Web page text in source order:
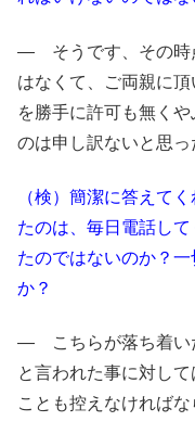
― そうです、その時
はなくて、ご両親に
を勝手に許可も無く
のは申し訳ないと思っ
（検）簡潔に答えて
たのは、毎日電話し
たのではないのか？
か？
― こちらが落ち着い
と言われた事に対し
ことも控えなければな